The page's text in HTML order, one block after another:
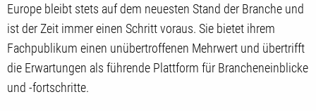
Europe bleibt stets auf dem neuesten Stand der Branche und
ist der Zeit immer einen Schritt voraus. Sie bietet ihrem
Fachpublikum einen unübertroffenen Mehrwert und übertrifft
die Erwartungen als führende Plattform für Brancheneinblicke
und -fortschritte.